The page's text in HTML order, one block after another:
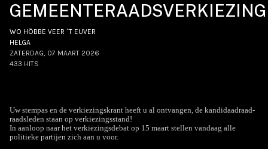
WO HÖBBE VEER ´T EUVER
HELGA
ZATERDAG, 07 MAART 2026
433 HITS
Uw stempas en de verkiezingskrant heeft u al ontvangen, de kandidaadraad-
raadsleden staan op verkiezingsstand!
In aanloop naar het verkiezingsdebat op 15 maart stellen vandaag alle
politieke partijen zich aan u voor.